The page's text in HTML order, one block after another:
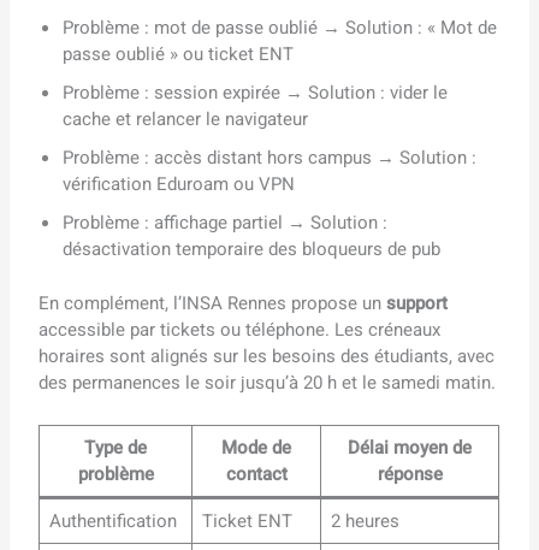
Problème : mot de passe oublié → Solution : « Mot de
passe oublié » ou ticket ENT
Problème : session expirée → Solution : vider le
cache et relancer le navigateur
Problème : accès distant hors campus → Solution :
vérification Eduroam ou VPN
Problème : affichage partiel → Solution :
désactivation temporaire des bloqueurs de pub
En complément, l’INSA Rennes propose unsupport
accessible par tickets ou téléphone. Les créneaux
horaires sont alignés sur les besoins des étudiants, avec
des permanences le soir jusqu’à 20 h et le samedi matin.
Type de
problème
Mode de
contact
Délai moyen de
réponse
Authentification
Ticket ENT
2 heures